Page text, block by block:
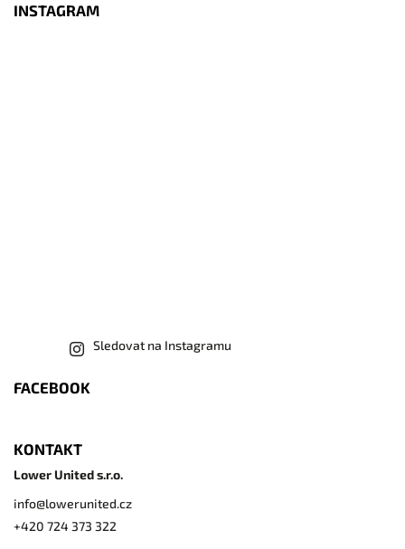
INSTAGRAM
Sledovat na Instagramu
FACEBOOK
KONTAKT
Lower United s.r.o.
info@lowerunited.cz
+420 724 373 322